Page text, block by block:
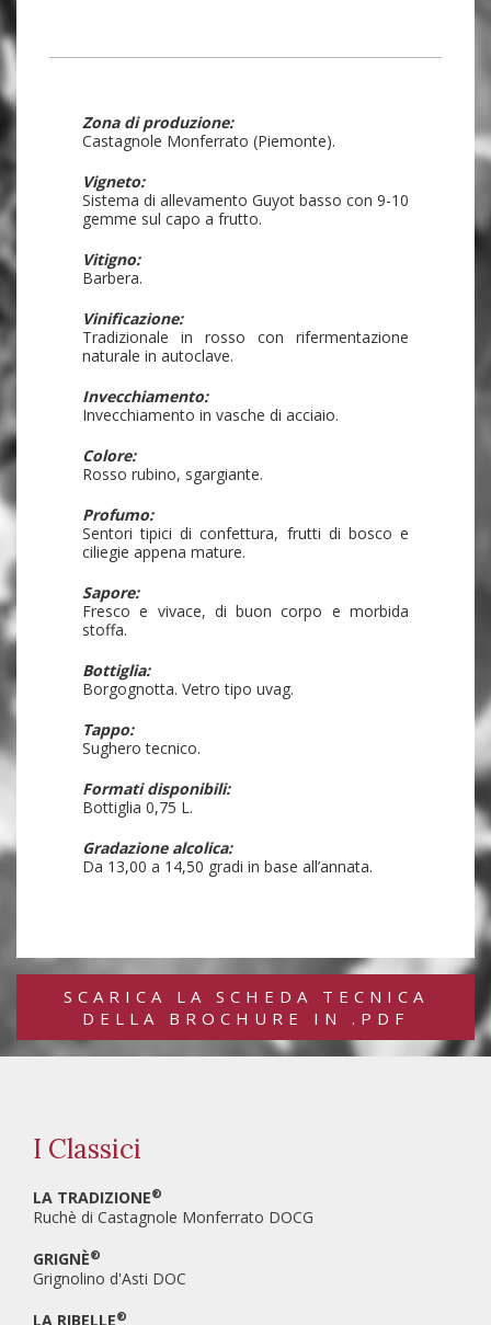
Zona di produzione:
Castagnole Monferrato (Piemonte).
Vigneto:
Sistema di allevamento Guyot basso con 9-10
gemme sul capo a frutto.
Vitigno:
Barbera.
Vinificazione:
Tradizionale in rosso con rifermentazione
naturale in autoclave.
Invecchiamento:
Invecchiamento in vasche di acciaio.
Colore:
Rosso rubino, sgargiante.
Profumo:
Sentori tipici di confettura, frutti di bosco e
ciliegie appena mature.
Sapore:
Fresco e vivace, di buon corpo e morbida
stoffa.
Bottiglia:
Borgognotta. Vetro tipo uvag.
Tappo:
Sughero tecnico.
Formati disponibili:
Bottiglia 0,75 L.
Gradazione alcolica:
Da 13,00 a 14,50 gradi in base all’annata.
SCARICA LA SCHEDA TECNICA
DELLA BROCHURE IN .PDF
I Classici
LA TRADIZIONE®
Ruchè di Castagnole Monferrato DOCG
GRIGNÈ®
Grignolino d'Asti DOC
LA RIBELLE®